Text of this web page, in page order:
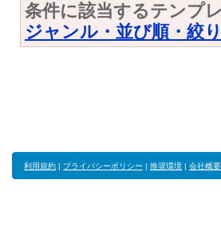
条件に該当するテンプ
ジャンル・並び順・絞
利用規約 | プライバシーポリシー | 推奨環境 | 会社概要